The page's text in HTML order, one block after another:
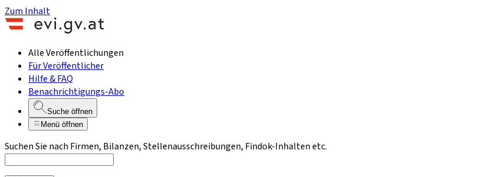
Zum Inhalt
Alle Veröffentlichungen
Für Veröffentlicher
Hilfe & FAQ
Benachrichtigungs-Abo
Suche öffnen
Menü öffnen
Suchen Sie nach Firmen, Bilanzen, Stellenausschreibungen, Findok-Inhalten etc.